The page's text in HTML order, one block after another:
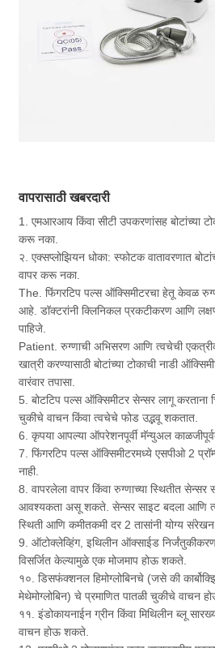
वापरासाठी खबरदारी
1. एमआरआय किंवा सीटी उपकरणांसह बोटांच्या
करू नका.
२. एक्सप्लोझियन धोका: स्फोटक वातावरणात
वापर करू नका.
The. फिंगरटिप पल्स ऑक्सिमीटरचा हेतू केवळ
आहे. डॉक्टरांनी क्लिनिकल प्रकटीकरण आणि
पाहिजे.
Patient. रुग्णाची अभिसरण आणि त्वचेची
खात्री करण्यासाठी बोटांच्या टोकाची नाडी
वारंवार तपासा.
5. बोटटिप पल्स ऑक्सिमीटर सेन्सर लागू
चुकीचे वाचन किंवा त्वचेचे फोड उद्भवू शकतात.
6. कृपया आपल्या ऑपरेशनपूर्वी मॅन्युअल
7. फिंगरटिप पल्स ऑक्सिमीटरमध्ये एसपीओ 2
नाही.
8. वापरलेला वापर किंवा रुग्णाच्या स्थितीत सेन्सर
आवश्यकता असू शकते. सेन्सर साइट बदला आणि
स्थिती आणि कमीतकमी दर 2 तासांनी योग्य संरेखन
9. ऑटोक्लेव्हिंग, इथिलीन ऑक्साईड
विसर्जित केल्यामुळे एक मोजमाप होऊ शकते.
१०. डिसफंक्शनल हिमोग्लोबिनचे (जसे की
मेथेमोग्लोबिन) चे प्रमाणित पातळी चुकीचे वाचन
११. इंडोकायनाईन ग्रीन किंवा मिथिलीन ब्लू
वाचन होऊ शकते.